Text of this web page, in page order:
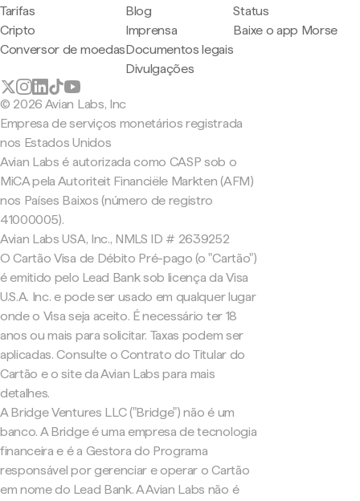
Tarifas
Cripto
Conversor de moedas
Blog
Imprensa
Documentos legais
Divulgações
Status
Baixe o app Morse
© 2026 Avian Labs, Inc
Empresa de serviços monetários registrada
nos Estados Unidos
Avian Labs é autorizada como CASP sob o
MiCA pela Autoriteit Financiële Markten (AFM)
nos Países Baixos (número de registro
41000005).
Avian Labs USA, Inc., NMLS ID # 2639252
O Cartão Visa de Débito Pré-pago (o "Cartão")
é emitido pelo Lead Bank sob licença da Visa
U.S.A. Inc. e pode ser usado em qualquer lugar
onde o Visa seja aceito. É necessário ter 18
anos ou mais para solicitar. Taxas podem ser
aplicadas. Consulte o Contrato do Titular do
Cartão e o site da Avian Labs para mais
detalhes.
A Bridge Ventures LLC ("Bridge") não é um
banco. A Bridge é uma empresa de tecnologia
financeira e é a Gestora do Programa
responsável por gerenciar e operar o Cartão
em nome do Lead Bank. A Avian Labs não é